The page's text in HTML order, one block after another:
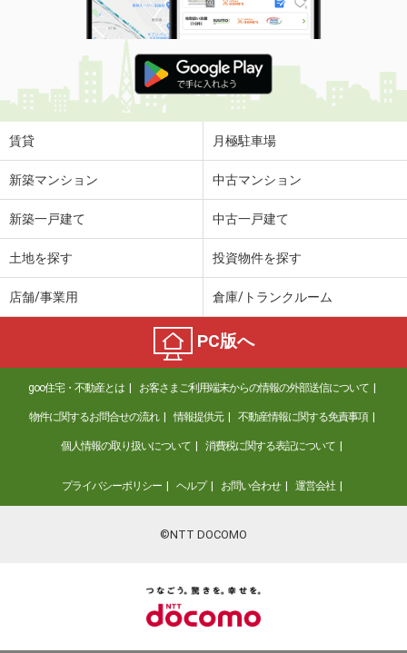
賃貸 月極駐車場
新築マンション 中古マンション
新築一戸建て 中古一戸建て
土地を探す 投資物件を探す
店舗/事業用 倉庫/トランクルーム
PC版へ
goo住宅・不動産とは お客さまご利用端末からの情報の外部送信について
物件に関するお問合せの流れ 情報提供元 不動産情報に関する免責事項
個人情報の取り扱いについて 消費税に関する表記について
プライバシーポリシー ヘルプ お問い合わせ 運営会社
©NTT DOCOMO